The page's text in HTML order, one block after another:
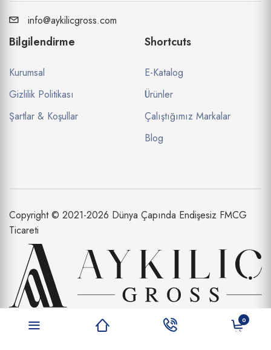
info@aykilicgross.com
Bilgilendirme
Kurumsal
Gizlilik Politikası
Şartlar & Koşullar
Shortcuts
E-Katalog
Ürünler
Çalıştığımız Markalar
Blog
Copyright © 2021-2026 Dünya Çapında Endişesiz FMCG
Ticareti
Aykılıç Dış Ticaret Limited Şirketi bir
Aykılıç Şirketler Topluluğu İştirakidir.
0